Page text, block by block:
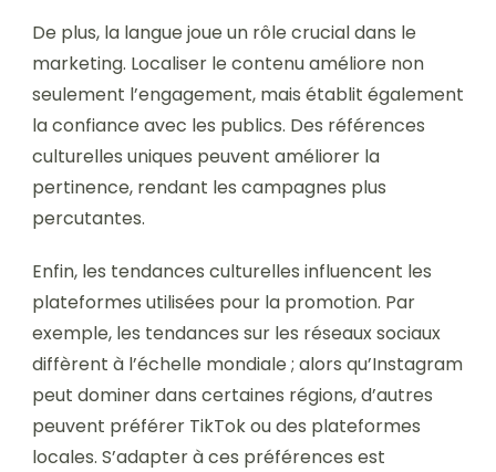
De plus, la langue joue un rôle crucial dans le
marketing. Localiser le contenu améliore non
seulement l’engagement, mais établit également
la confiance avec les publics. Des références
culturelles uniques peuvent améliorer la
pertinence, rendant les campagnes plus
percutantes.
Enfin, les tendances culturelles influencent les
plateformes utilisées pour la promotion. Par
exemple, les tendances sur les réseaux sociaux
diffèrent à l’échelle mondiale ; alors qu’Instagram
peut dominer dans certaines régions, d’autres
peuvent préférer TikTok ou des plateformes
locales. S’adapter à ces préférences est